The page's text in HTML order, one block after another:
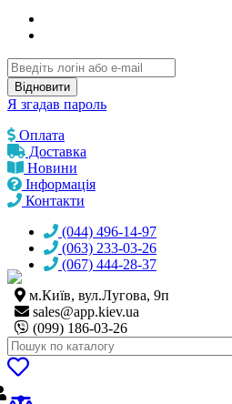
Відновити
Я згадав пароль
Оплата
Доставка
Новини
Інформація
Контакти
(044) 496-14-97
(063) 233-03-26
(067) 444-28-37
м.Київ, вул.Лугова, 9п
sales@app.kiev.ua
(099) 186-03-26